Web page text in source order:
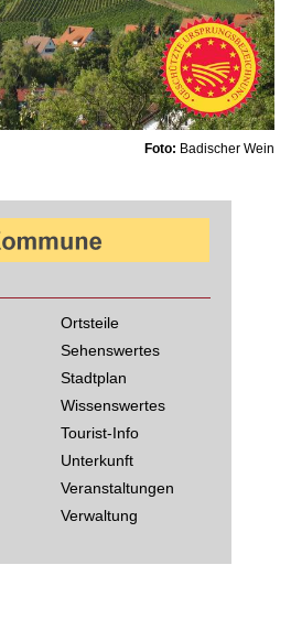
Foto: Badischer Wein
Ortsteile
Sehenswertes
Stadtplan
Wissenswertes
Tourist-Info
Unterkunft
Veranstaltungen
Verwaltung